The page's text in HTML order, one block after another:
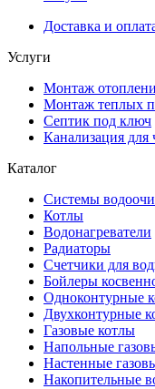
Доставка и
Услуги
Монтаж
Монтаж теплых
Септик под ключ
Канализация для
Каталог
Системы
Котлы
Водонагреватели
Радиаторы
Cчетчики для
Бойлеры
Одноконтурные
Двухконтурные
Газовые котлы
Напольные
Настенные
Накопительные